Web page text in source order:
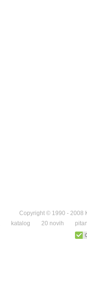
Copyright © 1990 - 2008
katalog 20 novih